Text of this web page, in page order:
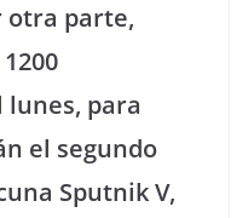
otra parte,
para
el segundo
Sputnik V,